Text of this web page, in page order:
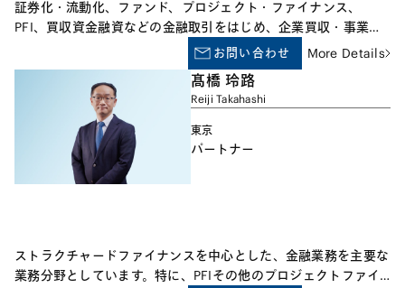
証券化・流動化、ファンド、プロジェクト・ファイナンス、
PFI、買収資金融資などの金融取引をはじめ、企業買収・事業再
生、ライセンス取引、知的財産関連案件など、企業法務全般を広
く取り扱っております。
お問い合わせ More Details
髙橋 玲路
Reiji Takahashi
東京
パートナー
ストラクチャードファイナンスを中心とした、金融業務を主要な
業務分野としています。特に、PFIその他のプロジェクトファイ